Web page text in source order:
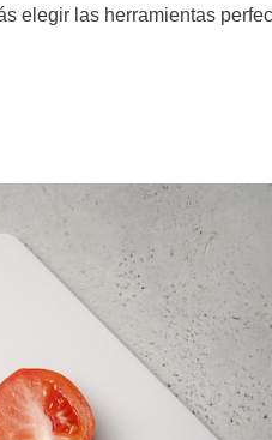
elegir las herramientas